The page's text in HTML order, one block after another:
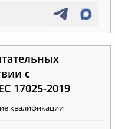
с
17025-2019
квалификации